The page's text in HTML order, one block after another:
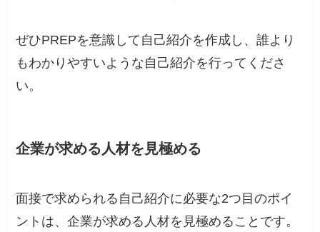
ぜひPREPを意識して自己紹介を作成し、誰より
もわかりやすいような自己紹介を行ってくださ
い。
企業が求める人材を見極める
面接で求められる自己紹介に必要な2つ目のポイ
ントは、企業が求める人材を見極めることです。